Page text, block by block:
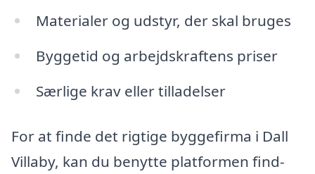
Materialer og udstyr, der skal bruges
Byggetid og arbejdskraftens priser
Særlige krav eller tilladelser
For at finde det rigtige byggefirma i Dall
Villaby, kan du benytte platformen find-